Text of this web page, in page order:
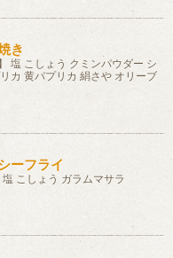
き
塩 こしょう クミンパウダー シ
黄パプリカ 絹さや オリーブ
ーフライ
こしょう ガラムマサラ